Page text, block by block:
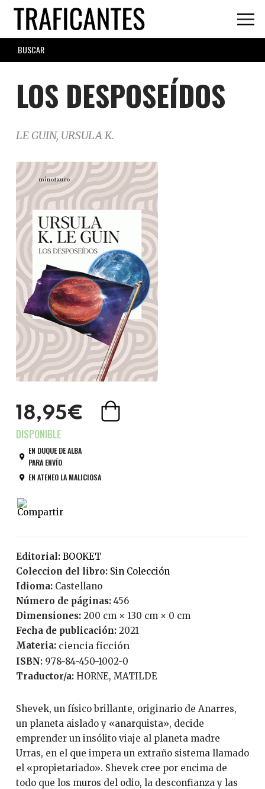
Skip
main
content
SEARCH
FORM
LOS DESPOSEÍDOS
LE GUIN, URSULA K.
18,95€
EN DUQUE DE ALBA
PARA ENVÍO
EN ATENEO LA MALICIOSA
Editorial:
BOOKET
Coleccion del libro:
Sin Colección
Idioma:
Castellano
Número de páginas:
456
Dimensiones: 200 cm × 130 cm × 0 cm
Fecha de publicación:
2021
Materia: ciencia ficción
ISBN:
978-84-450-1002-0
Traductor/a:
HORNE, MATILDE
Shevek, un físico brillante, originario de Anarres,
un planeta aislado y «anarquista», decide
emprender un insólito viaje al planeta madre
Urras, en el que impera un extraño sistema llamado
el «propietariado». Shevek cree por encima de
todo que los muros del odio, la desconfianza y las